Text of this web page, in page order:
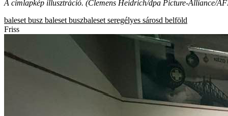
A címlapkép illusztráció. (Clemens Heidrich/dpa Picture-Alliance/
baleset busz baleset buszbaleset seregélyes sárosd belföld
Friss